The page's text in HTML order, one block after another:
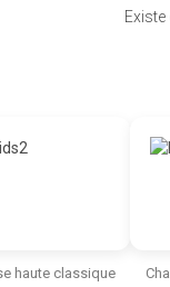
haute classique